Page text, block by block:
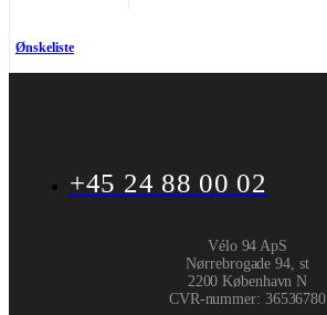
Ønskeliste
+45 24 88 00 02
Vélo 94 ApS
Nørrebrogade 94, st
2200 København N
CVR-nummer: 36536780